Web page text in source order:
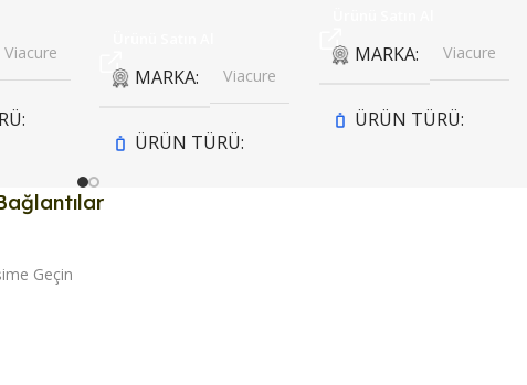
Viacure
MARKA Viacure
ÜRÜN TÜRÜ
MARKA Viacure
ÜRÜN TÜRÜ
Geçin